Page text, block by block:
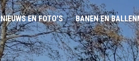
NIEUWS EN FOTO’S BANEN EN